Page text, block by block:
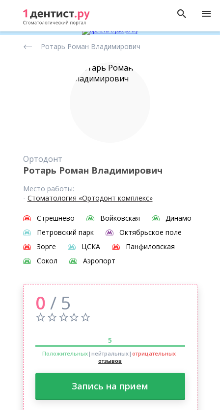
стоматологов
Ротарь Роман Владимирович
Ортодонт
Ротарь Роман Владимирович
Место работы:
- Стоматология «Ортодонт комплекс»
Стрешнево Войковская
Динамо
Петровский парк
Октябрьское поле
Зорге
ЦСКА
Панфиловская
Сокол
Аэропорт
0 / 5
5
Положительных|нейтральных| отрицательных
отзывов
Запись на прием